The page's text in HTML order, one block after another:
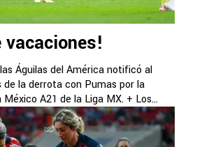
vacaciones!
Águilas del América notificó al
de la derrota con Pumas por la
México A21 de la Liga MX. + Los...